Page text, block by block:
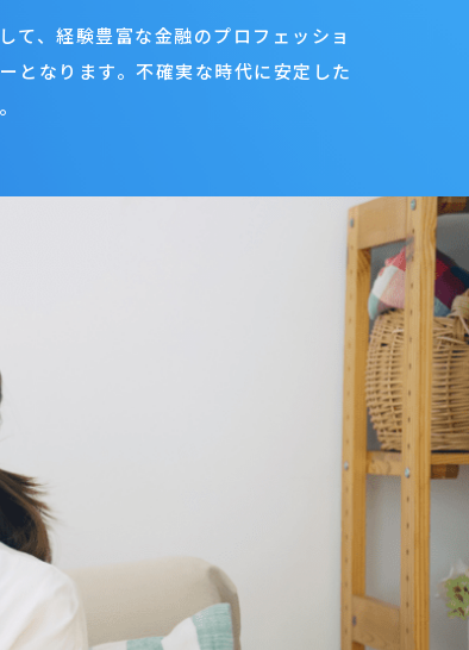
て、経験豊富な金融のプロフェッショ
となります。不確実な時代に安定した